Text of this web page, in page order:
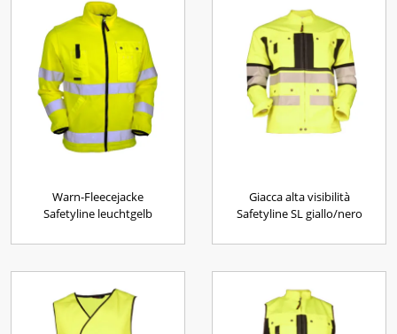
Warn-Fleecejacke
Safetyline leuchtgelb
Giacca alta visibilità
Safetyline SL giallo/nero